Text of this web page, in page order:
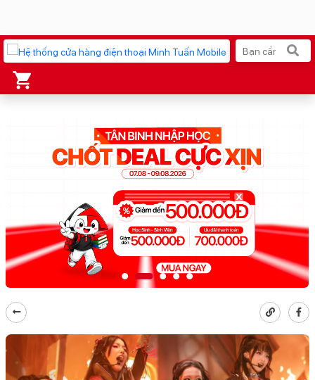
iPhone 17 Pro Max MacBook Neo giá tốt
AirTag 2 Mới Galaxy Z8 Series
OPPO Reno16
Apple Watch S11 Ốp lưng Pitaka
Osmo Pocket 4 Ốp lưng Apple
Loa Marshall Cốc sạc Apple